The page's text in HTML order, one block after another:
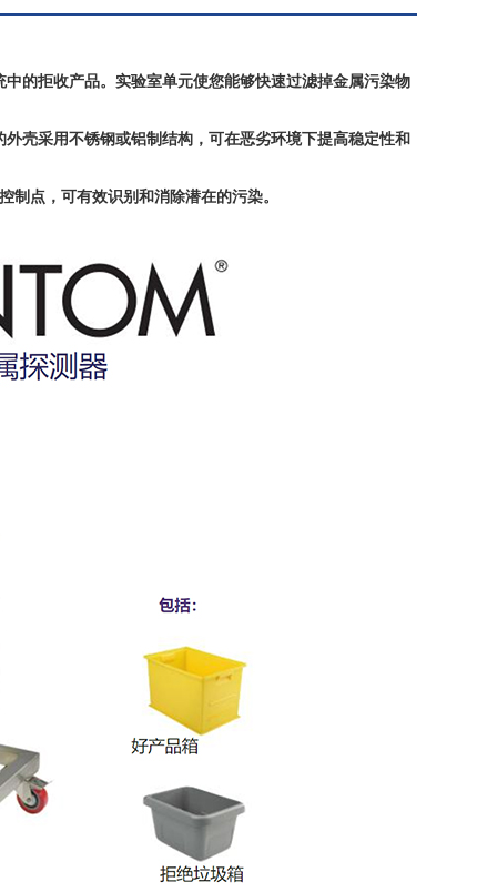
的拒收产品。实验室单元使您能够快速过滤掉金属污染物
壳采用不锈钢或铝制结构，可在恶劣环境下提高稳定性和
点，可有效识别和消除潜在的污染。